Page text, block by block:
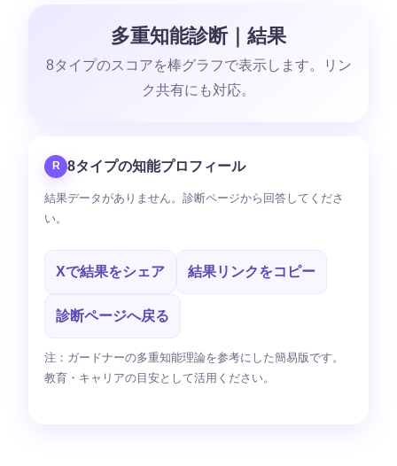
多重知能診断｜結果
8タイプのスコアを棒グラフで表示します。リン
ク共有にも対応。
R 8タイプの知能プロフィール
結果データがありません。診断ページから回答してくださ
い。
Xで結果をシェア 結果リンクをコピー
診断ページへ戻る
注：ガードナーの多重知能理論を参考にした簡易版です。
教育・キャリアの目安として活用ください。